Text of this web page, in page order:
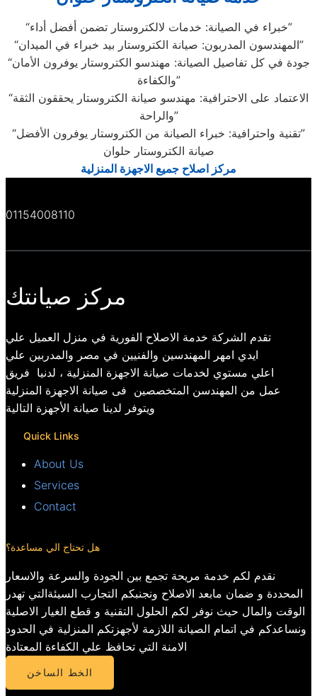
“خبراء في الصيانة: خدمات لالكتروستار تضمن أفضل أداء”
“المهندسون المدربون: صيانة الكتروستار بيد خبراء في الميدان”
“جودة في كل تفاصيل الصيانة: مهندسو الكتروستار يوفرون الأمان
والكفاءة”
“الاعتماد على الاحترافية: مهندسو صيانة الكتروستار يحققون الثقة
والراحة”
“تقنية واحترافية: خبراء الصيانة من الكتروستار يوفرون الأفضل”
صيانة الكتروستار حلوان
مركز اصلاح جميع الاجهزة المنزلية
01154008110
مركز صيانتك
تقدم الشركة خدمة الاصلاح الفورية في منزل العميل علي
ايدي امهر المهندسين والفنيين في مصر والمدربين علي
اعلي مستوي لخدمات صيانة الاجهزة المنزلية ، لدنيا فريق
عمل من المهندسن المتخصصين فى صيانة الاجهزة المنزلية
ويتوفر لدينا صيانة الأجهزة التالية
Quick Links
About Us
Services
Contact
هل تحتاج الي مساعدة؟
نقدم لكم خدمة مريحة تجمع بين الجودة والسرعة والاسعار
المحددة و ضمان مابعد الاصلاح ونجنبكم التجارب السيئةالتي تهدر
الوقت والمال حيث نوفر لكم الحلول التقنية و قطع الغيار الاصلية
ونساعدكم في اتمام الصيانة اللازمة لأجهزتكم المنزلية في الحدود
الامنة التي تحافظ علي الكفاءة المعتادة
الخط الساخن